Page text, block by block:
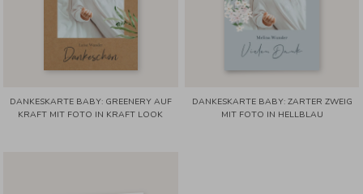
DANKESKARTE BABY: GREENERY AUF
KRAFT MIT FOTO IN KRAFT LOOK
DANKESKARTE BABY: ZARTER ZWEIG
MIT FOTO IN HELLBLAU